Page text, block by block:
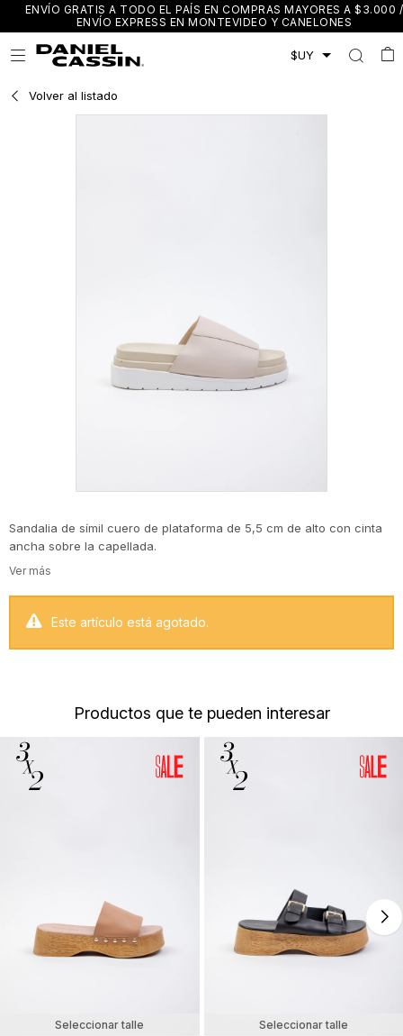
ENVÍO GRATIS A TODO EL PAÍS EN COMPRAS MAYORES A $3.000 /
ENVÍO EXPRESS EN MONTEVIDEO Y CANELONES

Volver al listado
Sandalia de símil cuero de plataforma de 5,5 cm de alto con cinta
ancha sobre la capellada.
Este artículo está agotado.
Productos que te pueden interesar
Seleccionar talle Seleccionar talle